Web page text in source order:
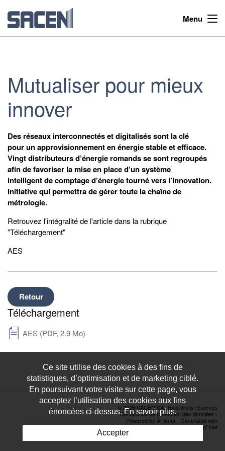
Menu
Mutualiser pour mieux
innover
Des réseaux interconnectés et digitalisés sont la clé
pour un approvisionnement en énergie stable et efficace.
Vingt distributeurs d’énergie romands se sont regroupés
afin de favoriser la mise en place d’un système
intelligent de comptage d’énergie tourné vers l’innovation.
Initiative qui permettra de gérer toute la chaîne de
métrologie.
Retrouvez l'intégralité de l'article dans la rubrique
"Téléchargement"
AES
Retour
Téléchargement
AES (PDF, 2.9 Mo)
© 2026 SACEN SA. Tous droits réservés
Déclaration de protection des données -
Powered by Artionet- Generated with
IceCube2.Net
Ce site utilise des cookies à des fins de
statistiques, d’optimisation et de marketing ciblé.
En poursuivant votre visite sur cette page, vous
acceptez l’utilisation des cookies aux fins
énoncées ci-dessus. En savoir plus.
Accepter